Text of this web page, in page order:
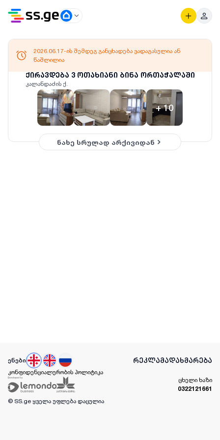
ქირავდება 3 ოთახიანი ბინა ორთაჭალაში
კალანდაძის ქ.
+10
2026.06.17-ის შემდეგ განცხადება ვადაგასულია ან
წაშლილია
ნახე სრულად არქივიდან
ენები რეკლამადახმარება
კონფიდენციალურობის პოლიტიკა
ცხელი ხაზი
0322121661
© SS.ge ყველა უფლება დაცულია